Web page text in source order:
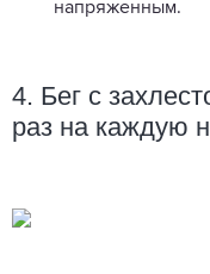
напряженным.
4. Бег с
раз на каждую